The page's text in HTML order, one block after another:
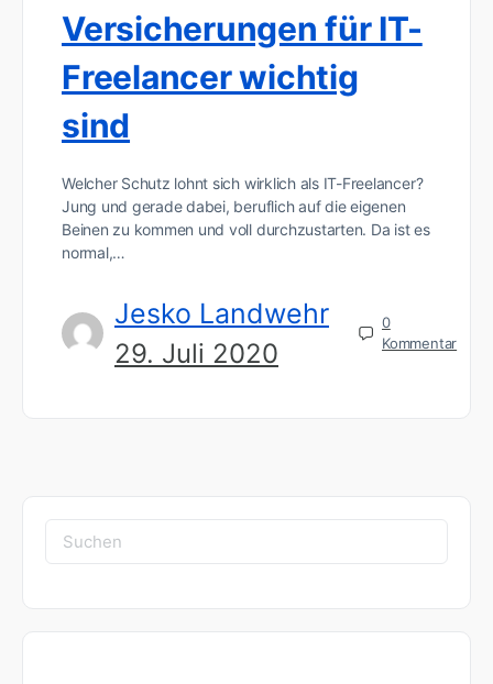
Versicherungen für IT-
Freelancer wichtig
sind
Welcher Schutz lohnt sich wirklich als IT-Freelancer?
Jung und gerade dabei, beruflich auf die eigenen
Beinen zu kommen und voll durchzustarten. Da ist es
normal,…
Jesko Landwehr
29. Juli 2020
0
Kommentar
Suchen
nach: